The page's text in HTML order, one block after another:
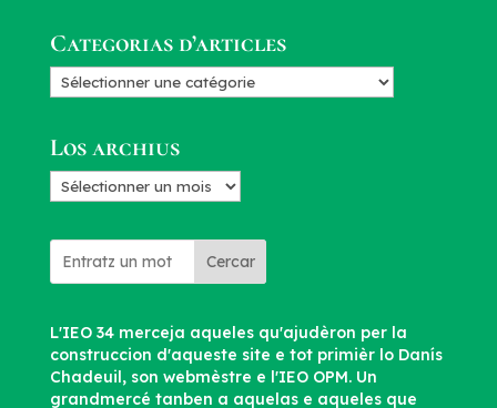
Categorias d’articles
Categorias
Los archius
Los
Cercar
L'IEO 34 merceja aqueles qu'ajudèron per la
construccion d'aqueste site e tot primièr lo Danís
Chadeuil, son webmèstre e l'IEO OPM. Un
grandmercé tanben a aquelas e aqueles que